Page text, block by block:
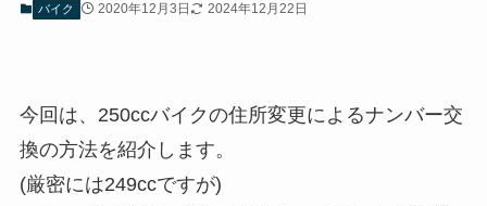
バイク 2020年12月3日 2024年12月22日
今回は、250ccバイクの住所変更によるナンバー交
換の方法を紹介します。
(厳密には249ccですが)